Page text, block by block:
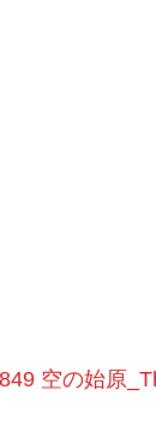
空の始原